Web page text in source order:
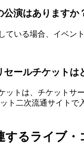
演はありますか
いる場合、イベン
ールチケットは
トは、チケットサ
ト二次流通サイト
るライブ・